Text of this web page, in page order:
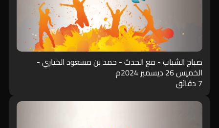
صباح الشباب - مع الحدث - حمد بن مسعود الخياري -
الخميس 26 ديسمبر 2024م
7 دقائق